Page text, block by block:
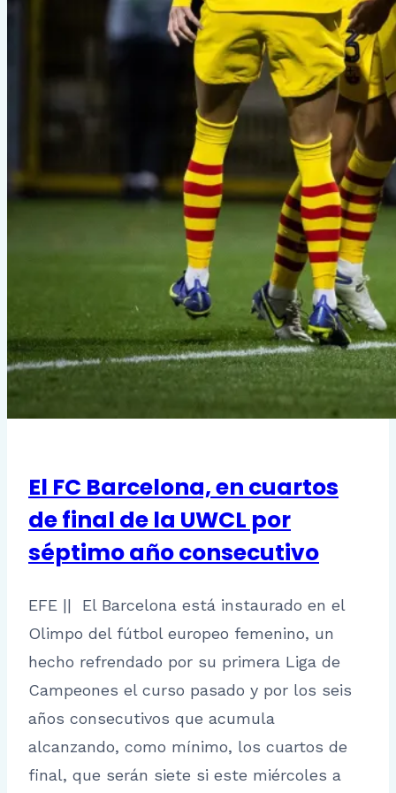
El FC Barcelona, en cuartos
de final de la UWCL por
séptimo año consecutivo
EFE || El Barcelona está instaurado en el
Olimpo del fútbol europeo femenino, un
hecho refrendado por su primera Liga de
Campeones el curso pasado y por los seis
años consecutivos que acumula
alcanzando, como mínimo, los cuartos de
final, que serán siete si este miércoles a